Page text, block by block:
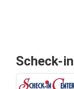
Scheck-